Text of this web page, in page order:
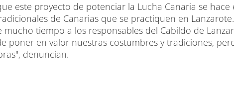
este proyecto de potenciar la Lucha Canaria se hace
de Canarias que se practiquen en
tiempo a los responsables del Cabildo de
poner en valor nuestras costumbres y tradiciones,
denuncian.